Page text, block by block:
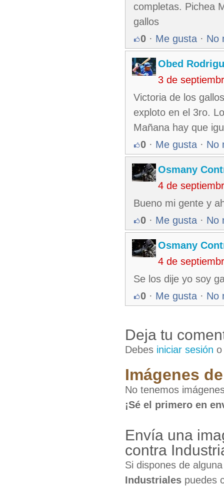
completas. Pichea
gallos
0 · Me gusta · No
Obed
3 de
Victoria de los
exploto en el 3ro.
Mañana hay que
0 · Me gusta · No
Osmany
4 de
Bueno mi gente y
0 · Me gusta · No
Osmany
4 de
Se los dije yo soy
0 · Me gusta · No
Deja tu
Debes iniciar sesión
Imágenes
No tenemos
¡Sé el primero en
Envía una
contra
Si dispones de
Industriales puedes